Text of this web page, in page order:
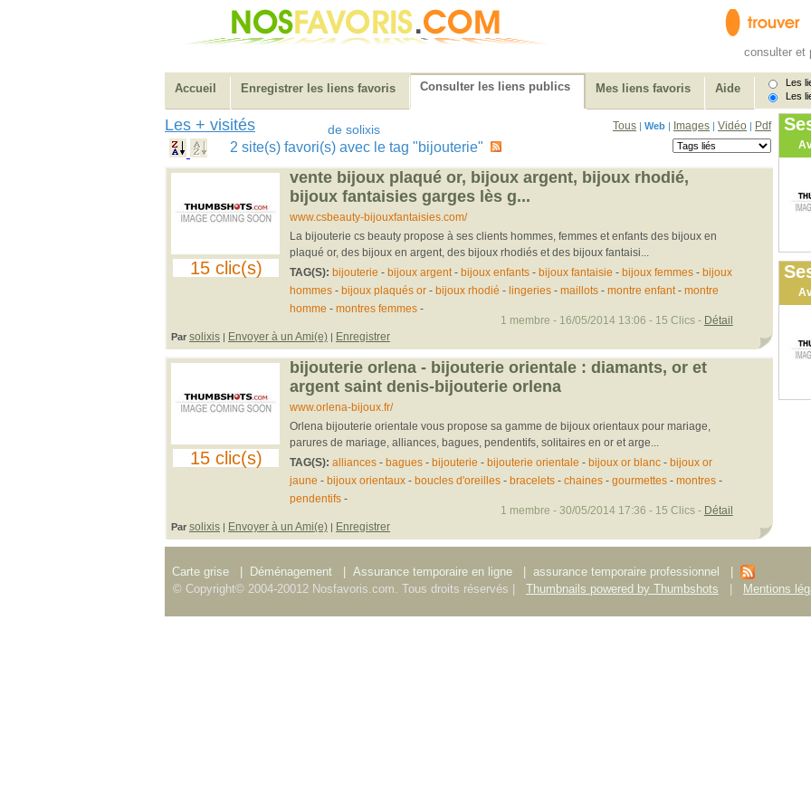
consulter et
Accueil Enregistrer les liens favoris Consulter les liens publics Mes liens favoris Aide
Les
Les
Les + visités de solixis Tous | Web | Images | Vidéo | Pdf
2 site(s) favori(s) avec le tag "bijouterie"
15 clic(s)
vente bijoux plaqué or, bijoux argent, bijoux rhodié,
bijoux fantaisies garges lès g...
www.csbeauty-bijouxfantaisies.com/
La bijouterie cs beauty propose à ses clients hommes, femmes et enfants des bijoux en
plaqué or, des bijoux en argent, des bijoux rhodiés et des bijoux fantaisi...
TAG(S): bijouterie - bijoux argent- bijoux enfants- bijoux fantaisie - bijoux femmes- bijoux
hommes- bijoux plaqués or- bijoux rhodié - lingeries- maillots- montre enfant- montre
homme - montres femmes-
Par solixis | Envoyer à un Ami(e) | Enregistrer
1 membre - 16/05/2014 13:06 - 15 Clics - Détail
15 clic(s)
bijouterie orlena - bijouterie orientale : diamants, or et
argent saint denis-bijouterie orlena
www.orlena-bijoux.fr/
Orlena bijouterie orientale vous propose sa gamme de bijoux orientaux pour mariage,
parures de mariage, alliances, bagues, pendentifs, solitaires en or et arge...
TAG(S): alliances- bagues- bijouterie - bijouterie orientale - bijoux or blanc- bijoux or
jaune - bijoux orientaux- boucles d'oreilles- bracelets- chaines- gourmettes- montres-
pendentifs-
Par solixis | Envoyer à un Ami(e) | Enregistrer
1 membre - 30/05/2014 17:36 - 15 Clics - Détail
Carte grise Déménagement Assurance temporaire en ligne assurance temporaire professionnel
© Copyright© 2004-20012 Nosfavoris.com. Tous droits réservés |
Thumbnails powered by Thumbshots Mentions